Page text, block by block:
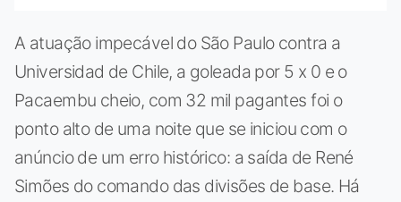
A atuação impecável do São Paulo contra a
Universidad de Chile, a goleada por 5 x 0 e o
Pacaembu cheio, com 32 mil pagantes foi o
ponto alto de uma noite que se iniciou com o
anúncio de um erro histórico: a saída de René
Simões do comando das divisões de base. Há